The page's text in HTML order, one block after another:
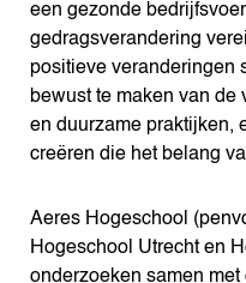
een gezonde
gedragsverandering
positieve veranderingen
bewust te maken van de
en duurzame praktijken,
creëren die het belang
Aeres Hogeschool
Hogeschool Utrecht en
onderzoeken samen